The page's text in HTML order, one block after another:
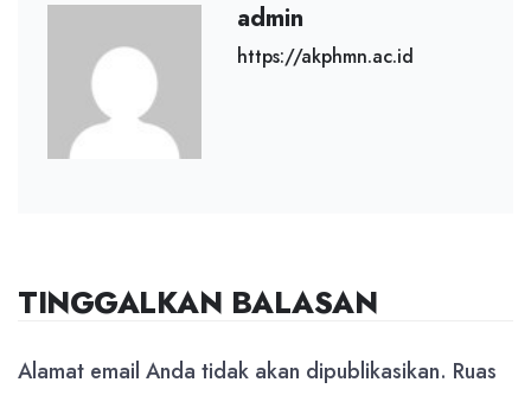
admin
https://akphmn.ac.id
TINGGALKAN BALASAN
Alamat email Anda tidak akan dipublikasikan. Ruas